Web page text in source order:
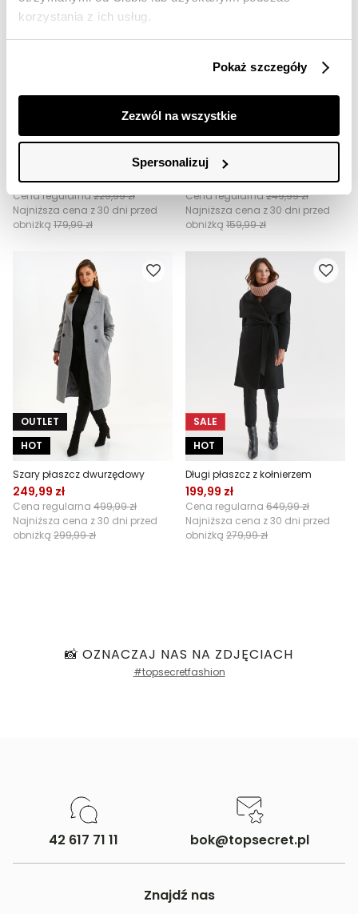
korzystania z ich usług.
Pokaż szczegóły
Zezwól na wszystkie
Spersonalizuj
HOT
Beżowy dwurzędowy płaszcz boucle
119,99 zł
Cena regularna229,99 zł
Najniższa cena z 30 dni przed
obniżką 179,99 zł
SALE
HOT
Krótki płaszcz w pepitkę
139,99 zł
Cena regularna249,99 zł
Najniższa cena z 30 dni przed
obniżką 159,99 zł
OUTLET
HOT
Szary płaszcz dwurzędowy
249,99 zł
Cena regularna 499,99 zł
Najniższa cena z 30 dni przed
obniżką 299,99 zł
SALE
HOT
Długi płaszcz z kołnierzem
199,99 zł
Cena regularna 649,99 zł
Najniższa cena z 30 dni przed
obniżką 279,99 zł
📸 OZNACZAJ NAS NA ZDJĘCIACH
#topsecretfashion
42 617 71 11 bok@topsecret.pl
Znajdź nas